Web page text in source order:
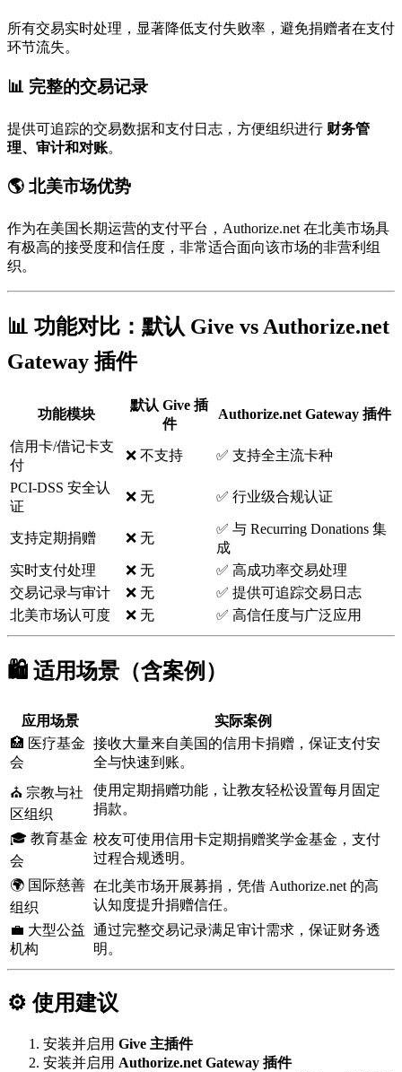
所有交易实时处理，显著降低支付失败率，避免捐赠者在支付
环节流失。
📊 完整的交易记录
提供可追踪的交易数据和支付日志，方便组织进行 财务管
理、审计和对账。
🌎 北美市场优势
作为在美国长期运营的支付平台，Authorize.net 在北美市场具
有极高的接受度和信任度，非常适合面向该市场的非营利组
织。
📊 功能对比：默认 Give vs Authorize.net
Gateway 插件
功能模块
默认 Give 插
件
Authorize.net Gateway 插件
信用卡/借记卡支
付
❌ 不支持 ✅ 支持全主流卡种
PCI-DSS 安全认
证
❌ 无 ✅ 行业级合规认证
支持定期捐赠 ❌ 无
✅ 与 Recurring Donations 集
成
实时支付处理
❌ 无
✅ 高成功率交易处理
交易记录与审计
❌ 无
✅ 提供可追踪交易日志
北美市场认可度
❌ 无 ✅ 高信任度与广泛应用
🛍️ 适用场景（含案例）
应用场景
实际案例
🏥 医疗基金
会
接收大量来自美国的信用卡捐赠，保证支付安
全与快速到账。
⛪ 宗教与社
区组织
使用定期捐赠功能，让教友轻松设置每月固定
捐款。
🎓 教育基金
会
校友可使用信用卡定期捐赠奖学金基金，支付
过程合规透明。
🌍 国际慈善
组织
在北美市场开展募捐，凭借 Authorize.net 的高
认知度提升捐赠信任。
💼 大型公益
机构
通过完整交易记录满足审计需求，保证财务透
明。
⚙️ 使用建议
安装并启用 Give 主插件
安装并启用 Authorize.net Gateway 插件